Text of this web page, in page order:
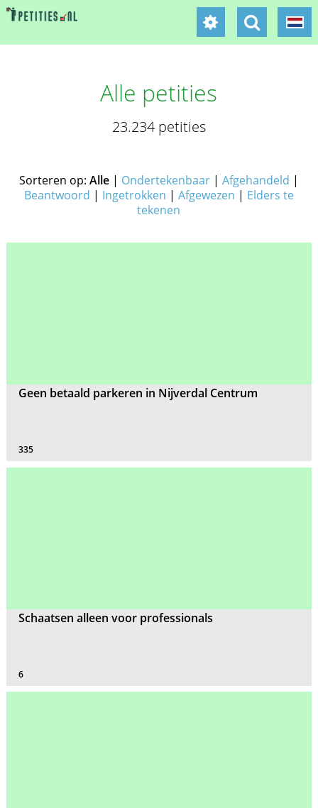
Alle petities
23.234 petities
Sorteren op: Alle| Ondertekenbaar| Afgehandeld |
Beantwoord | Ingetrokken | Afgewezen | Elders te
tekenen
Geen betaald parkeren in Nijverdal Centrum
335
Schaatsen alleen voor professionals
6